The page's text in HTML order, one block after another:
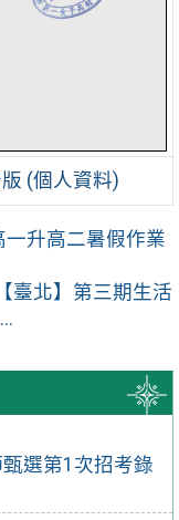
選第1次招考錄
(個人資料)
一升高二暑假作業
臺北】第三期生活